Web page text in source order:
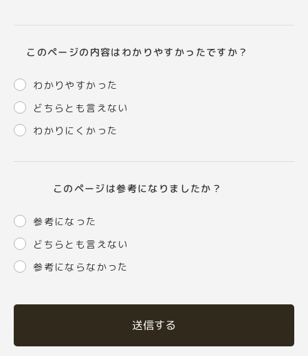
このページの内容はわかりやすかったですか？
わかりやすかった
どちらとも言えない
わかりにくかった
このページは参考になりましたか？
参考になった
どちらとも言えない
参考にならなかった
送信する